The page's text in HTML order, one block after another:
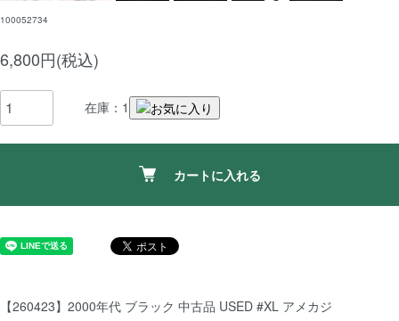
100052734
6,800円(税込)
在庫：1
カートに入れる
【260423】2000年代 ブラック 中古品 USED #XL アメカジ